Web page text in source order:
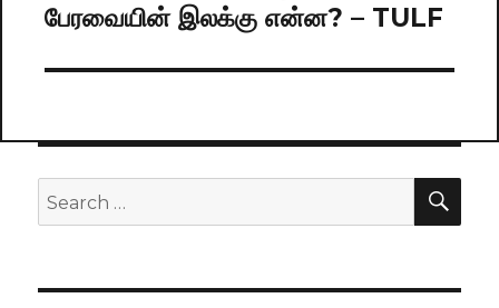
post:
பேரவையின் இலக்கு என்ன? – TULF
Search
for: